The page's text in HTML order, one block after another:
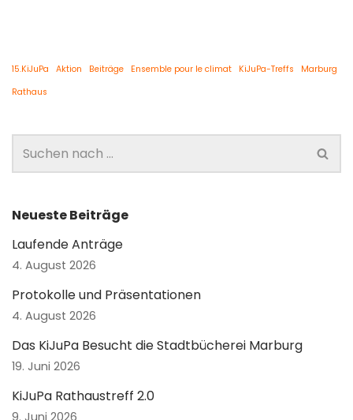
15.KiJuPa Aktion Beiträge Ensemble pour le climat KiJuPa-Treffs
Marburg
Rathaus
Neueste Beiträge
Laufende Anträge
4. August 2026
Protokolle und Präsentationen
4. August 2026
Das KiJuPa Besucht die Stadtbücherei Marburg
19. Juni 2026
KiJuPa Rathaustreff 2.0
9. Juni 2026